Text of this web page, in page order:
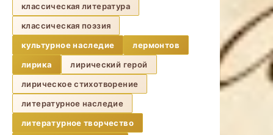
классическая литература
классическая поэзия
культурное наследие
лермонтов
лирика
лирический герой
лирическое стихотворение
литературное наследие
литературное творчество